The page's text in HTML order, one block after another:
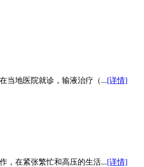
当地医院就诊，输液治疗（...[详情]
，在紧张繁忙和高压的生活...[详情]